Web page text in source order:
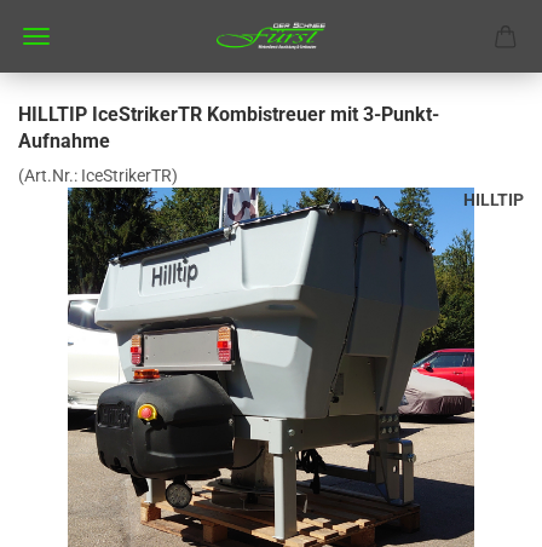
HILLTIP IceStrikerTR Kombistreuer mit 3-Punkt-
Aufnahme
(Art.Nr.: IceStrikerTR)
HILLTIP